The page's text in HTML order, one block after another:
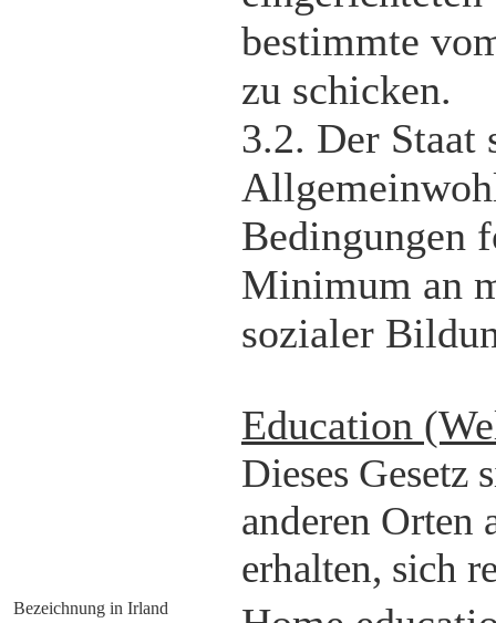
bestimmte
zu schicken.
3.2. Der Staat
Bedingungen
Minimum an
sozialer
Education
Dieses Gesetz
anderen Orten
erhalten, sich
Bezeichnung in Irland